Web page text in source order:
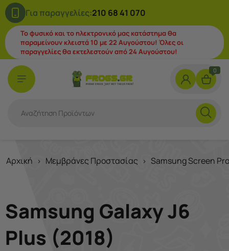
Για παραγγελίες:210 68 41 070
Το φυσικό και το ηλεκτρονικό μας κατάστημα θα
παραμείνουν κλειστά 10 με 22 Αυγούστου! Όλες οι
παραγγελίες θα εκτελεστούν από 24 Αυγούστου!
0
Αρχική > Μεμβράνες Προστασίας > Samsung Screen
Samsung Galaxy J6
Plus (2018)